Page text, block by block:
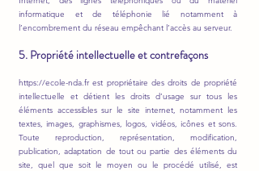
informatique et de téléphonie lié notamment à
l’encombrement du réseau empêchant l’accès au serveur.
5. Propriété intellectuelle et contrefaçons
https://ecole-nda.fr est propriétaire des droits de propriété
intellectuelle et détient les droits d’usage sur tous les
éléments accessibles sur le site internet, notamment les
textes, images, graphismes, logos, vidéos, icônes et sons.
Toute reproduction, représentation, modification,
publication, adaptation de tout ou partie des éléments du
site, quel que soit le moyen ou le procédé utilisé, est